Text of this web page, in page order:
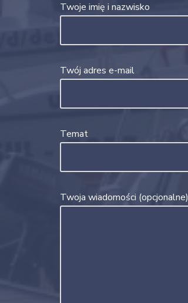
Twoje imię i nazwisko
Twój adres e-mail
Temat
Twoja wiadomości (opcjonalne)